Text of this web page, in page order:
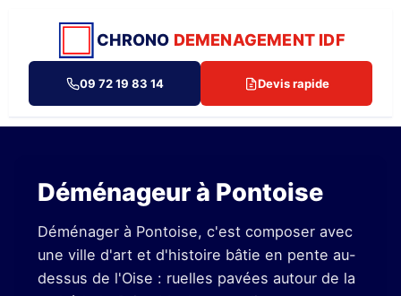
CHRONO DEMENAGEMENT IDF
09 72 19 83 14 Devis rapide
Déménageur à Pontoise
Déménager à Pontoise, c'est composer avec
une ville d'art et d'histoire bâtie en pente au-
dessus de l'Oise : ruelles pavées autour de la